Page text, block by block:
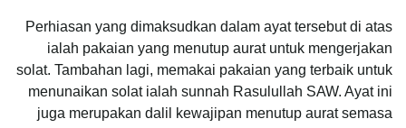
Perhiasan yang dimaksudkan dalam ayat tersebut di atas
ialah pakaian yang menutup aurat untuk mengerjakan
solat. Tambahan lagi, memakai pakaian yang terbaik untuk
menunaikan solat ialah sunnah Rasulullah SAW. Ayat ini
juga merupakan dalil kewajipan menutup aurat semasa